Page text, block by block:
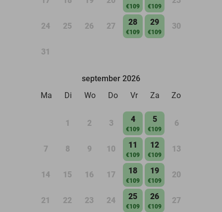
€109 €109
24 25 26 27 28
€109
29
€109
30
31
september 2026
Ma
Di Wo Do Vr Za Zo
1 2 3 4
€109
5
€109
6
7 8 9 10 11
€109
12
€109
13
14 15 16 17 18
€109
19
€109
20
21 22 23 24 25
€109
26
€109
27